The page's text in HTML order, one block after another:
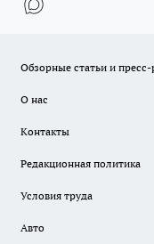
Обзорные статьи и
О нас
Контакты
Редакционная политика
Условия труда
Авто